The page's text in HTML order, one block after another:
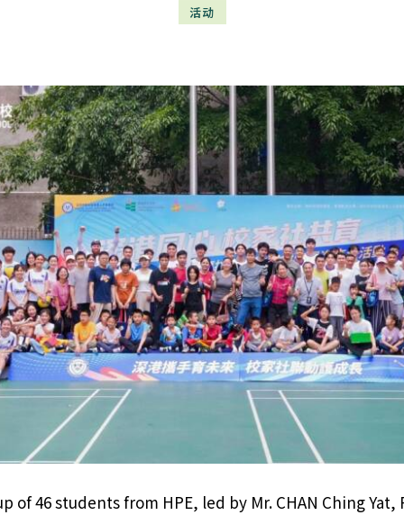
活动
of 46 students from HPE, led by Mr. CHAN Ching